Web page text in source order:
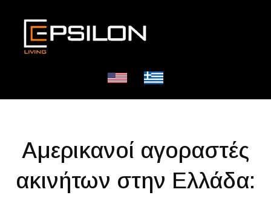
Αμερικανοί αγοραστές
ακινήτων στην Ελλάδα: